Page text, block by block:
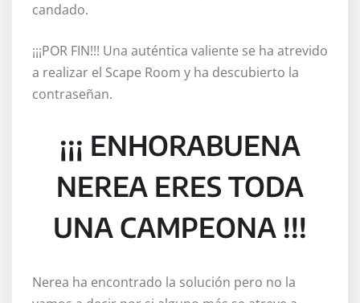
candado.
¡¡¡POR FIN!!! Una auténtica valiente se ha atrevido
a realizar el Scape Room y ha descubierto la
contraseñan.
¡¡¡ ENHORABUENA
NEREA ERES TODA
UNA CAMPEONA !!!
Nerea ha encontrado la solución pero no la